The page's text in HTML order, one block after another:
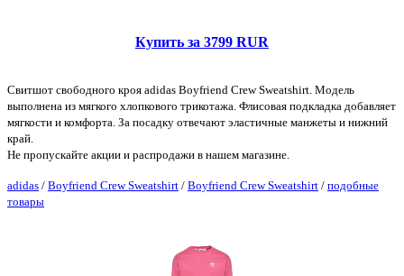
Купить за 3799 RUR
Свитшот свободного кроя adidas Boyfriend Crew Sweatshirt. Модель
выполнена из мягкого хлопкового трикотажа. Флисовая подкладка добавляет
мягкости и комфорта. За посадку отвечают эластичные манжеты и нижний
край.
Не пропускайте акции и распродажи в нашем магазине.
adidas / Boyfriend Crew Sweatshirt / Boyfriend Crew Sweatshirt / подобные
товары